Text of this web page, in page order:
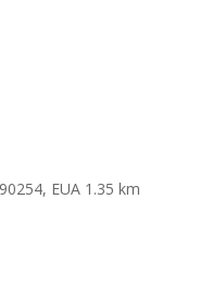
EUA 1.35 km